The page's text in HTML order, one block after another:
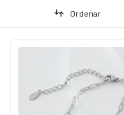
Ordenar